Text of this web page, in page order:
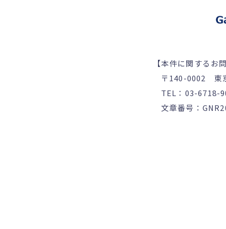
【本件に関する
〒140-0002 東京
TEL：03-6718-
文章番号：